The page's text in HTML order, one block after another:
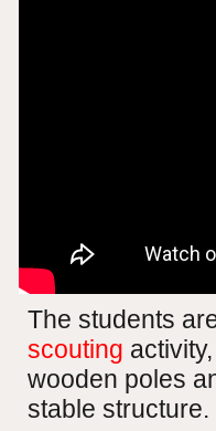
The students
scouting
wooden poles
stable structure.